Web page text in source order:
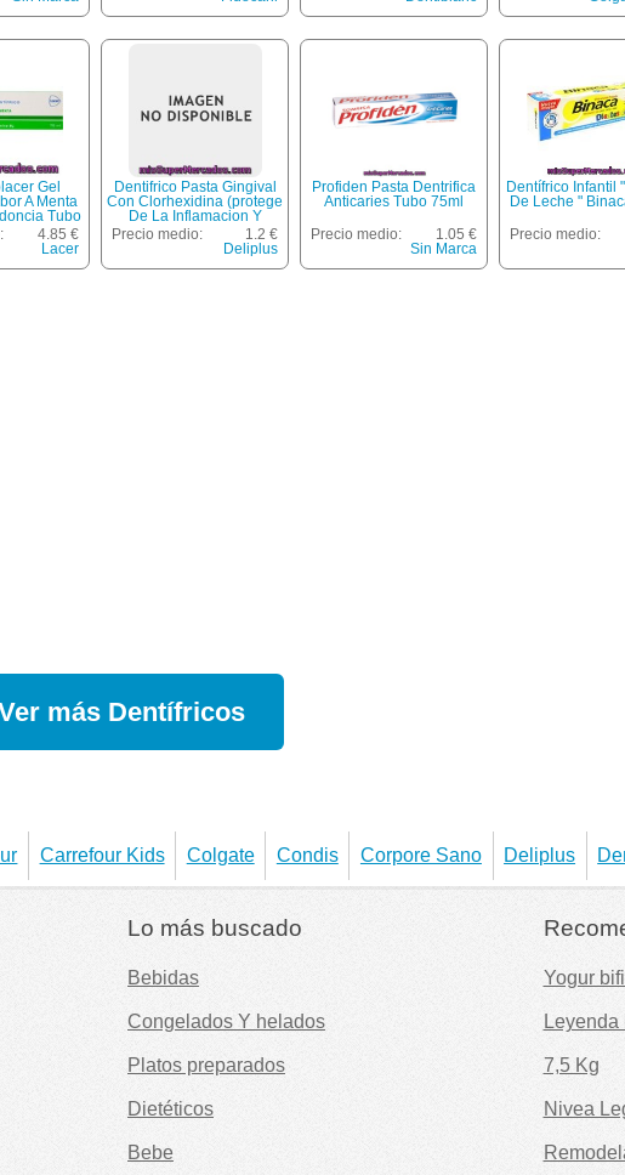
Gel
A Menta
Tubo
4.85 €
Lacer
Dentifrico Pasta Gingival
Con Clorhexidina (protege
De La Inflamacion Y
Sangrado De Las Encias),
Deliplus, Tubo 75 Cc
Precio medio:
1.2 €
Deliplus
Profiden Pasta Dentrifica
Anticaries Tubo 75ml
Precio medio:
1.05 €
Sin Marca
Dentífrico Infantil
De Leche "
Precio medio:
más Dentífricos
Carrefour Kids Colgate Condis Corpore Sano Deliplus
Lo más buscado
Bebidas
Congelados Y helados
Platos preparados
Dietéticos
Bebe
Yogur
7,5 Kg
Nivea